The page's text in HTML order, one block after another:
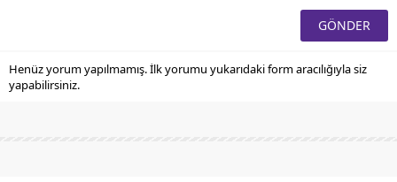
Henüz yorum yapılmamış. İlk yorumu yukarıdaki form aracılığıyla siz
yapabilirsiniz.